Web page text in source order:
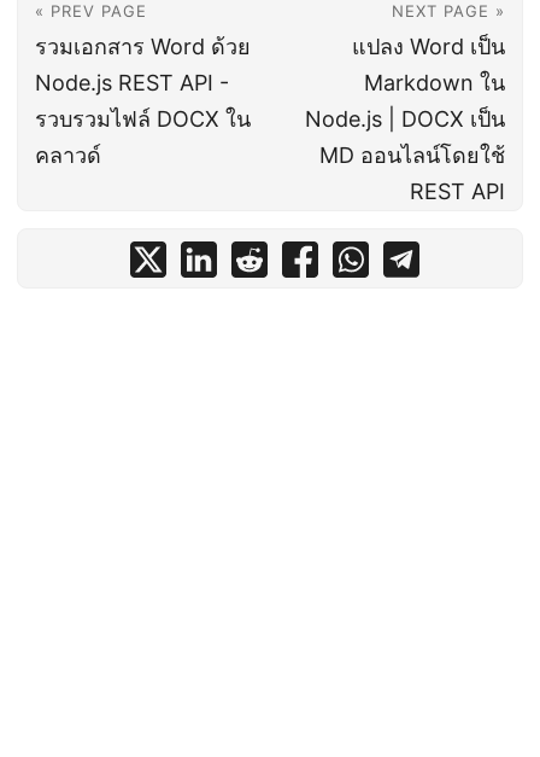
« PREV PAGE
รวมเอกสาร Word ด้วย
Node.js REST API -
รวบรวมไฟล์ DOCX ใน
คลาวด์
NEXT PAGE »
แปลง Word เป็น
Markdown ใน
Node.js | DOCX เป็น
MD ออนไลน์โดยใช้
REST API